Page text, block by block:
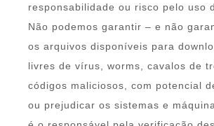
responsabilidade ou risco pelo uso
Não podemos garantir – e não
os arquivos disponíveis para
livres de vírus, worms, cavalos de
códigos maliciosos, com potencial
ou prejudicar os sistemas e